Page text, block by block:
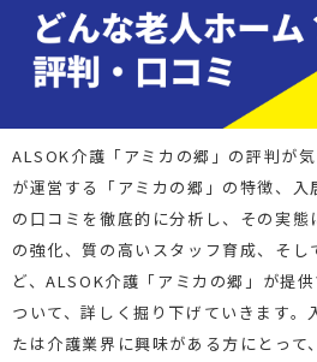
ALSOK介護「アミカの郷」の評判が
が運営する「アミカの郷」の特徴、
の口コミを徹底的に分析し、その実態
の強化、質の高いスタッフ育成、そし
ど、ALSOK介護「アミカの郷」が提
ついて、詳しく掘り下げていきます。
たは介護業界に興味がある方にとって